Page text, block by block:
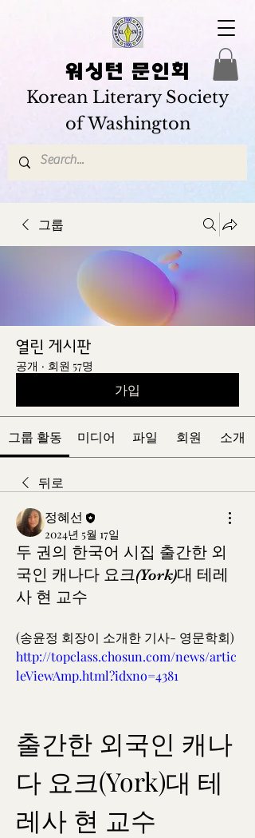
워싱턴 문인회
Korean Literary Society
of Washington
그룹
열린 게시판
공개 · 회원 57명
가입
그룹 활동 미디어 파일 회원 소개
뒤로
정혜선
2024년 5월 17일
두 권의 한국어 시집 출간한 외
국인 캐나다 요크(York)대 테레
사 현 교수
(송윤정 회장이 소개한 기사- 영문학회)
http://topclass.chosun.com/news/artic
leViewAmp.html?idxno=4381
출간한 외국인 캐나
다 요크(York)대 테
레사 현 교수